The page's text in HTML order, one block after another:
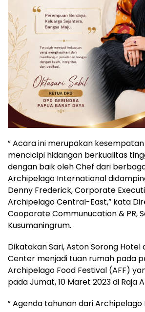
” Acara ini merupakan
mencicipi hidangan berkualitas
dengan baik oleh Chef dari
Archipelago International
Denny Frederick, Corporate
Archipelago Central-East,” kata
Cooporate Communucation & PR,
Kusumaningrum.
Dikatakan Sari, Aston Sorong
Center menjadi tuan rumah pada
Archipelago Food Festival (AFF)
pada Jumat, 10 Maret 2023 di Raja
” Agenda tahunan dari